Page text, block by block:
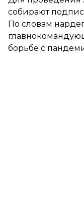
собирают
По словам
борьбе с